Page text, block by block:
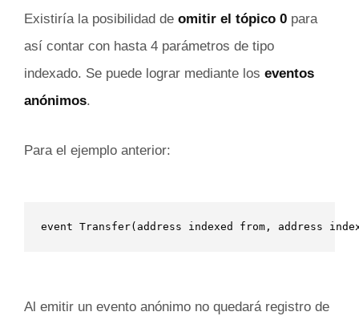
Existiría la posibilidad de omitir el tópico 0 para
así contar con hasta 4 parámetros de tipo
indexado. Se puede lograr mediante los eventos
anónimos.
Para el ejemplo anterior:
event Transfer(address indexed from, address
Al emitir un evento anónimo no quedará registro de